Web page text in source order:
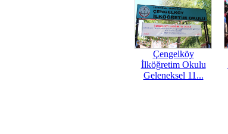
Çengelköy
İlköğretim Okulu
Geleneksel 11...